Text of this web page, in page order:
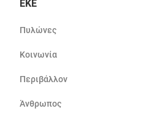
ΕΚΕ
Πυλώνες
Κοινωνία
Περιβάλλον
Άνθρωπος